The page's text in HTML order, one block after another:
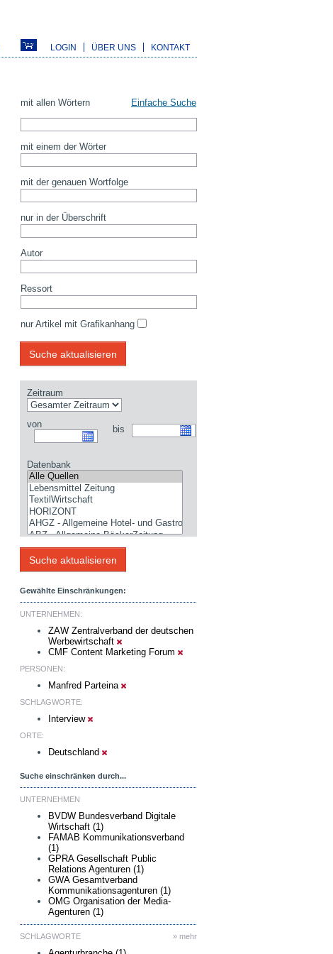
LOGIN ÜBER UNS KONTAKT
mit allen Wörtern Einfache Suche
mit einem der Wörter
mit der genauen Wortfolge
nur in der Überschrift
Autor
Ressort
nur Artikel mit Grafikanhang
Zeitraum
von bis
Datenbank
Gewählte Einschränkungen:
UNTERNEHMEN:
ZAW Zentralverband der deutschen
Werbewirtschaft
CMF Content Marketing Forum
PERSONEN:
Manfred Parteina
SCHLAGWORTE:
Interview
ORTE:
Deutschland
Suche einschränken durch...
UNTERNEHMEN
BVDW Bundesverband Digitale
Wirtschaft (1)
FAMAB Kommunikationsverband
(1)
GPRA Gesellschaft Public
Relations Agenturen (1)
GWA Gesamtverband
Kommunikationsagenturen (1)
OMG Organisation der Media-
Agenturen (1)
» mehr
SCHLAGWORTE